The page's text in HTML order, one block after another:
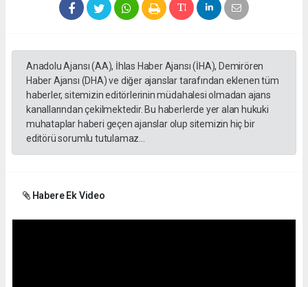
Anadolu Ajansı (AA), İhlas Haber Ajansı (İHA), Demirören
Haber Ajansı (DHA) ve diğer ajanslar tarafından eklenen tüm
haberler, sitemizin editörlerinin müdahalesi olmadan ajans
kanallarından çekilmektedir. Bu haberlerde yer alan hukuki
muhataplar haberi geçen ajanslar olup sitemizin hiç bir
editörü sorumlu tutulamaz...
Habere Ek Video